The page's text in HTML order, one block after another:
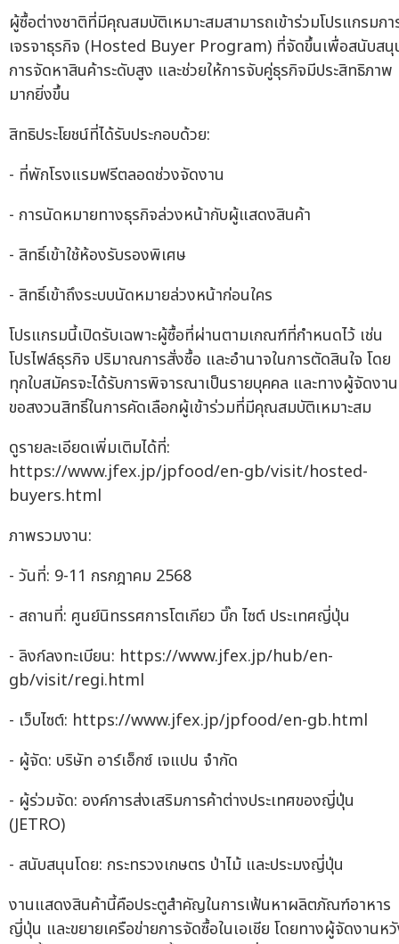
ผู้ซื้อต่างชาติที่มีคุณสมบัติเหมาะสมสามารถเข้าร่วมโปรแกรมกา
เจรจาธุรกิจ (Hosted Buyer Program) ที่จัดขึ้นเพื่อสนับส
การจัดหาสินค้าระดับสูง และช่วยให้การจับคู่ธุรกิจมีประสิทธิภาพ
มากยิ่งขึ้น
สิทธิประโยชน์ที่ได้รับประกอบด้วย:
- ที่พักโรงแรมฟรีตลอดช่วงจัดงาน
- การนัดหมายทางธุรกิจล่วงหน้ากับผู้แสดงสินค้า
- สิทธิ์เข้าใช้ห้องรับรองพิเศษ
- สิทธิ์เข้าถึงระบบนัดหมายล่วงหน้าก่อนใคร
โปรแกรมนี้เปิดรับเฉพาะผู้ซื้อที่ผ่านตามเกณฑ์ที่กำหนดไว้ เช่น
โปรไฟล์ธุรกิจ ปริมาณการสั่งซื้อ และอำนาจในการตัดสินใจ โดย
ทุกใบสมัครจะได้รับการพิจารณาเป็นรายบุคคล และทางผู้จัดงาน
ขอสงวนสิทธิ์ในการคัดเลือกผู้เข้าร่วมที่มีคุณสมบัติเหมาะสม
ดูรายละเอียดเพิ่มเติมได้ที่:
https://www.jfex.jp/jpfood/en-gb/visit/hosted-
buyers.html
ภาพรวมงาน:
- วันที่: 9-11 กรกฎาคม 2568
- สถานที่: ศูนย์นิทรรศการโตเกียว บิ๊ก ไซต์ ประเทศญี่ปุ่น
- ลิงก์ลงทะเบียน: https://www.jfex.jp/hub/en-
gb/visit/regi.html
- เว็บไซต์: https://www.jfex.jp/jpfood/en-gb.html
- ผู้จัด: บริษัท อาร์เอ็กซ์ เจแปน จำกัด
- ผู้ร่วมจัด: องค์การส่งเสริมการค้าต่างประเทศของญี่ปุ่น
(JETRO)
- สนับสนุนโดย: กระทรวงเกษตร ป่าไม้ และประมงญี่ปุ่น
งานแสดงสินค้านี้คือประตูสำคัญในการเฟ้นหาผลิตภัณฑ์อาหาร
ญี่ปุ่น และขยายเครือข่ายการจัดซื้อในเอเชีย โดยทางผู้จัดงานห